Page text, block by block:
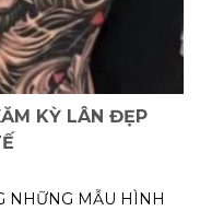
KỲ LÂN ĐẸP
NHỮNG MẪU HÌNH